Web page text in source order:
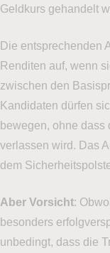
Geldkurs gehandelt
Die entsprechenden
Renditen auf, wenn
zwischen den
Kandidaten dürfen
bewegen, ohne dass
verlassen wird. Das
dem
Aber Vorsicht:
besonders
unbedingt, dass die